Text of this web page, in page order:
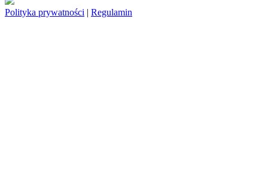
Polityka prywatności | Regulamin